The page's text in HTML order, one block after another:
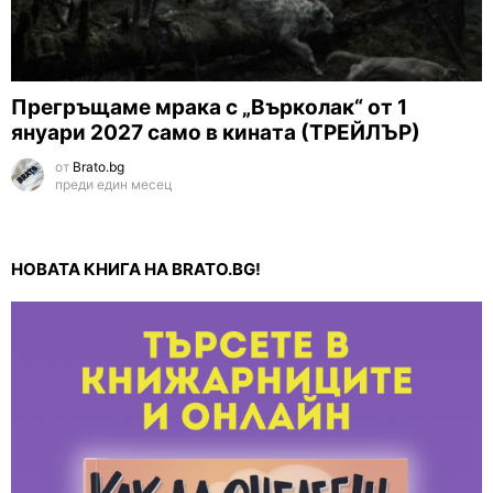
Прегръщаме мрака с „Върколак“ от 1
януари 2027 само в кината (ТРЕЙЛЪР)
от Brato.bg
преди един месец
НОВАТА КНИГА НА BRATO.BG!